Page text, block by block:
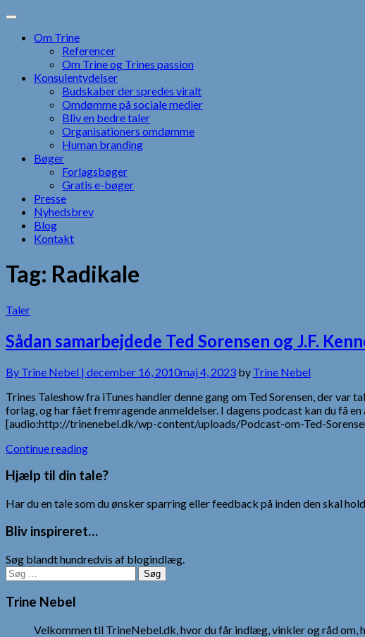
Skip
contentOm Trine
Referencer
Om Trine og Trines passion
Konsulentydelser
Budskaber der spredes viralt
Omdømme på sociale medier
Bliv en bedre taler
Organisationers omdømme
Human branding
Bøger
Forlagsbøger
Gratis e-bøger
Presse
Nyhedsbrev
Blog
Kontakt
Tag: Radikale
Taler
Sådan samarbejdede Ted Sorensen og J.F.
By Trine Nebel | december 16, 2010maj 4, 2023 by Trine Nebel
Trines Taleshow fra iTunes handler denne gang om Ted Sorensen, der
forlag, og har fået fremragende anmeldelser. I dagens podcast kan du få
[audio:http://trinenebel.dk/wp-content/uploads/Podcast-om-Ted-
Continue reading
Hjælp til din tale?
Har du en tale som du ønsker sparring eller feedback på inden den skal
Bliv inspireret…
Søg blandt hundredvis af blogindlæg.
Søg
efter:
Trine Nebel
Velkommen til TrineNebel.dk, hvor du får indlæg, vinkler og råd